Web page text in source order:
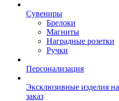
Сувениры
Брелоки
Магниты
Наградные розетки
Ручки
Персонализация
Эксклюзивные изделия на
заказ